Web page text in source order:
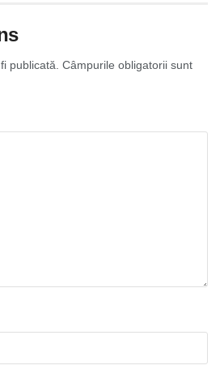
publicată. Câmpurile obligatorii sunt